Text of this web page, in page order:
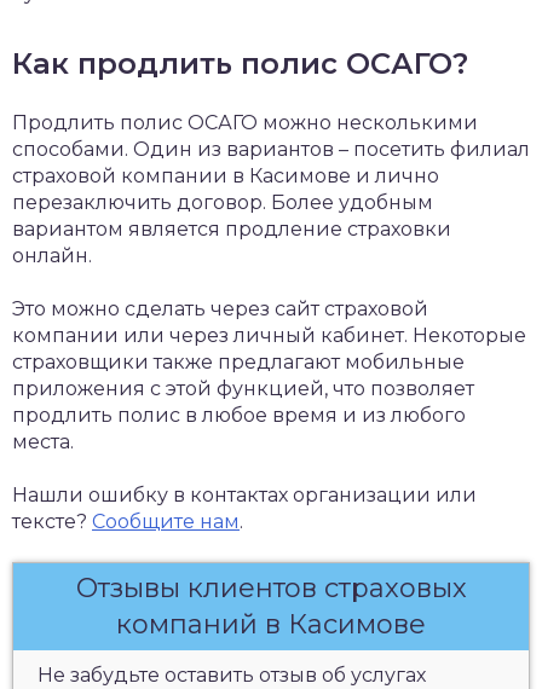
Как продлить полис ОСАГО?
Продлить полис ОСАГО можно несколькими
способами. Один из вариантов – посетить филиал
страховой компании в Касимове и лично
перезаключить договор. Более удобным
вариантом является продление страховки
онлайн.
Это можно сделать через сайт страховой
компании или через личный кабинет. Некоторые
страховщики также предлагают мобильные
приложения с этой функцией, что позволяет
продлить полис в любое время и из любого
места.
Нашли ошибку в контактах организации или
тексте? Сообщите нам.
Отзывы клиентов страховых
компаний в Касимове
Не забудьте оставить отзыв об услугах